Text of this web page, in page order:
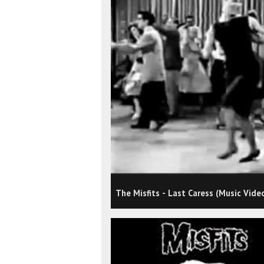
The Misfits - Last Caress (Music